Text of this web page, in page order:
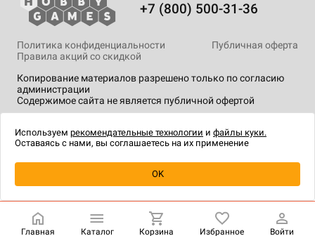
Уведомить о наличии
+7 (800) 500-31-36
Копирование материалов разрешено только по согласию
администрации
Содержимое сайта не является публичной офертой
Политика конфиденциальности
Публичная оферта
Правила акций со скидкой
технологии.
Главная Каталог Корзина Избранное Войти
Используем рекомендательные технологии и файлы куки.
Оставаясь с нами, вы соглашаетесь на их применение
OK